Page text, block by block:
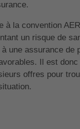
à la convention
un risque de
une assurance de
Il est donc
offres pour